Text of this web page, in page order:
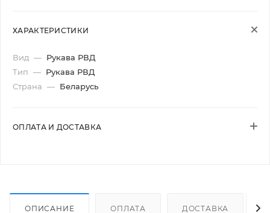
ХАРАКТЕРИСТИКИ
Вид — Рукава РВД
Тип — Рукава РВД
Страна — Беларусь
ОПЛАТА И ДОСТАВКА
ОПИСАНИЕ ОПЛАТА ДОСТАВКА